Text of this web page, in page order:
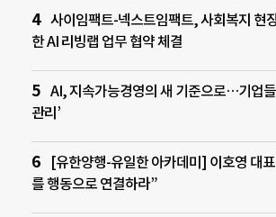
사이임팩트-넥스트임팩트, 사회복지 현
한 AI 리빙랩 업무 협약 체결
AI, 지속가능경영의 새 기준으로…기업들
관리’
[유한양행-유일한 아카데미] 이호영 대표
를 행동으로 연결하라”